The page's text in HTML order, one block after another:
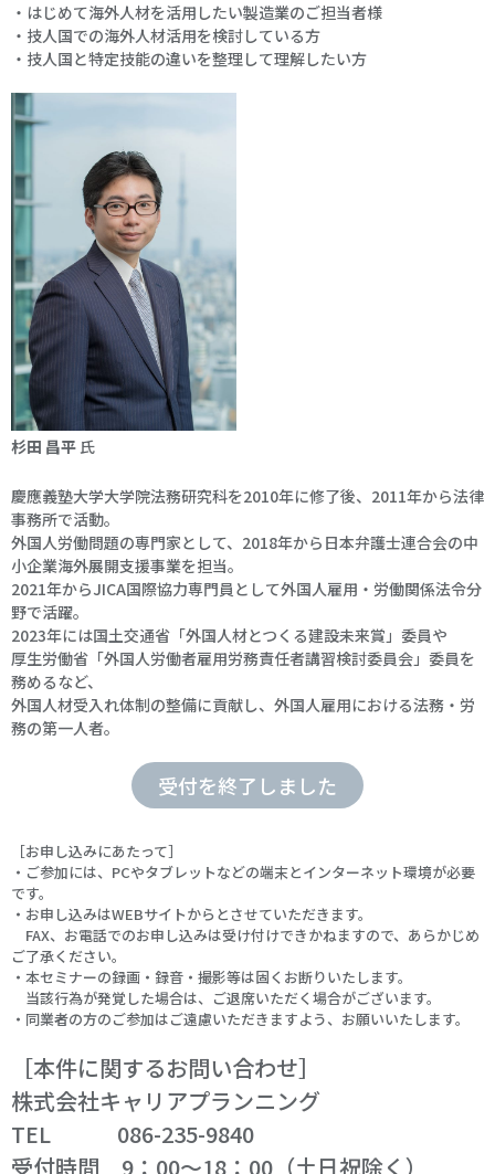
・はじめて海外人材を活用したい製造業のご担当者様
・技人国での海外人材活用を検討している方
・技人国と特定技能の違いを整理して理解したい方
杉田 昌平 氏
慶應義塾大学大学院法務研究科を2010年に修了後、2011年から法律
事務所で活動。
外国人労働問題の専門家として、2018年から日本弁護士連合会の中
小企業海外展開支援事業を担当。
2021年からJICA国際協力専門員として外国人雇用・労働関係法令分
野で活躍。
2023年には国土交通省「外国人材とつくる建設未来賞」委員や
厚生労働省「外国人労働者雇用労務責任者講習検討委員会」委員を
務めるなど、
外国人材受入れ体制の整備に貢献し、外国人雇用における法務・労
務の第一人者。
受付を終了しました
［お申し込みにあたって］
・ご参加には、PCやタブレットなどの端末とインターネット環境が必要
です。
・お申し込みはWEBサイトからとさせていただきます。
FAX、お電話でのお申し込みは受け付けできかねますので、あらかじめ
ご了承ください。
・本セミナーの録画・録音・撮影等は固くお断りいたします。
当該行為が発覚した場合は、ご退席いただく場合がございます。
・同業者の方のご参加はご遠慮いただきますよう、お願いいたします。
［本件に関するお問い合わせ］
株式会社キャリアプランニング
TEL 086-235-9840
受付時間 9：00～18：00（土日祝除く）